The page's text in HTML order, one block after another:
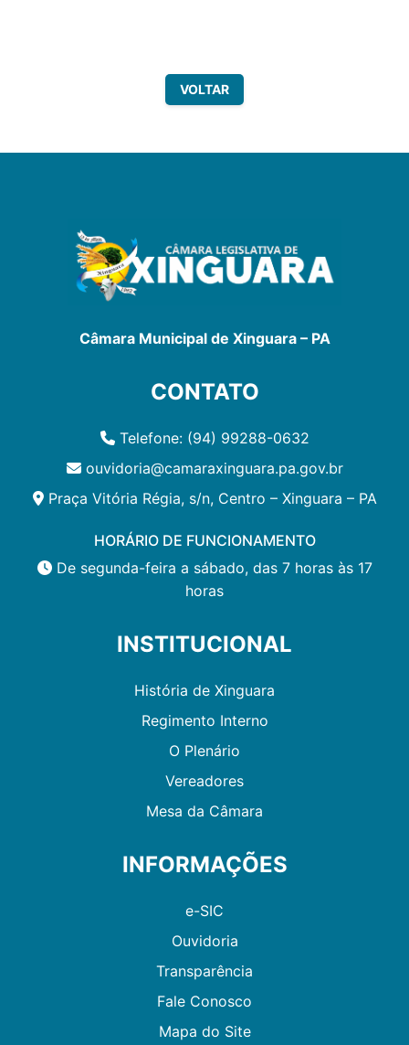
VOLTAR
Câmara Municipal de Xinguara – PA
CONTATO
Telefone: (94) 99288-0632
ouvidoria@camaraxinguara.pa.gov.br
Praça Vitória Régia, s/n, Centro – Xinguara – PA
HORÁRIO DE FUNCIONAMENTO
De segunda-feira a sábado, das 7 horas às 17
horas
INSTITUCIONAL
História de Xinguara
Regimento Interno
O Plenário
Vereadores
Mesa da Câmara
INFORMAÇÕES
e-SIC
Ouvidoria
Transparência
Fale Conosco
Mapa do Site